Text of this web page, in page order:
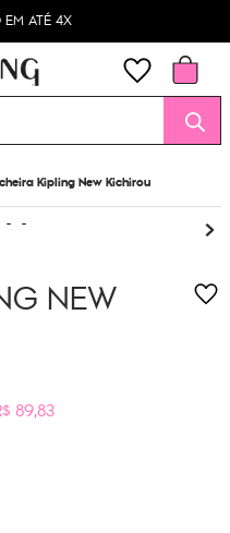
EM ATÉ 4X
Kipling New Kichirou
NEW
89,83